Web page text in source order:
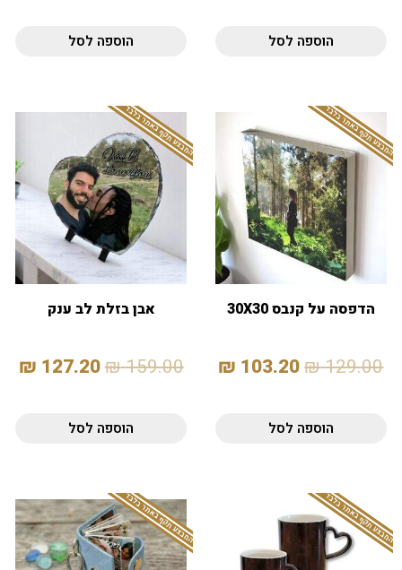
הוספה לסל הוספה לסל
המבצע תקף באתר בלבד
הדפסה על קנבס 30X30
129.00
₪
103.20
₪
הוספה לסל
המבצע תקף באתר בלבד
אבן בזלת לב ענק
159.00
₪
127.20
₪
הוספה לסל
המבצע תקף באתר בלבד המבצע תקף באתר בלבד